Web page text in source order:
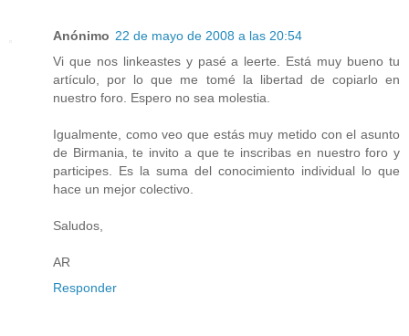
Anónimo 22 de mayo de 2008 a las 20:54
Vi que nos linkeastes y pasé a leerte. Está muy bueno tu
artículo, por lo que me tomé la libertad de copiarlo en
nuestro foro. Espero no sea molestia.
Igualmente, como veo que estás muy metido con el asunto
de Birmania, te invito a que te inscribas en nuestro foro y
participes. Es la suma del conocimiento individual lo que
hace un mejor colectivo.
Saludos,
AR
Responder